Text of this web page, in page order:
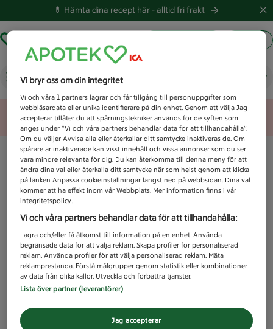
💊 Hämta dina recept här -alltid fri frakt
Vad letar du efter idag?
Unknown error
Vi bryr oss om din integritet
Vi och våra1 partners lagrar och får tillgång till personuppgifter som
webbläsardata eller unika identifierare på din enhet. Genom att välja Jag
accepterar tillåter du att spårningstekniker används för de syften som
anges under ”Vi och våra partners behandlar data för att tillhandahålla”.
Om du väljer Avvisa alla eller återkallar ditt samtycke inaktiveras de. Om
spårare är inaktiverade kan visst innehåll och vissa annonser som du ser
vara mindre relevanta för dig. Du kan återkomma till denna meny för att
ändra dina val eller återkalla ditt samtycke när som helst genom att klicka
på länken Anpassa cookieinställningar längst ned på webbsidan. Dina val
kommer att ha effekt inom vår Webbplats. Mer information finns i vår
integritetspolicy.
Vi och våra partners behandlar data för att tillhandahålla:
Lagra och/eller få åtkomst till information på en enhet. Använda
begränsade data för att välja reklam. Skapa profiler för personaliserad
reklam. Använda profiler för att välja personaliserad reklam. Mäta
reklamprestanda. Förstå målgrupper genom statistik eller kombinationer
av data från olika källor. Utveckla och förbättra tjänster.
Lista över partner (leverantörer)
Jag accepterar